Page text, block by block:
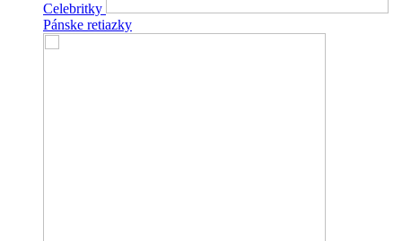
Celebritky
Pánske retiazky